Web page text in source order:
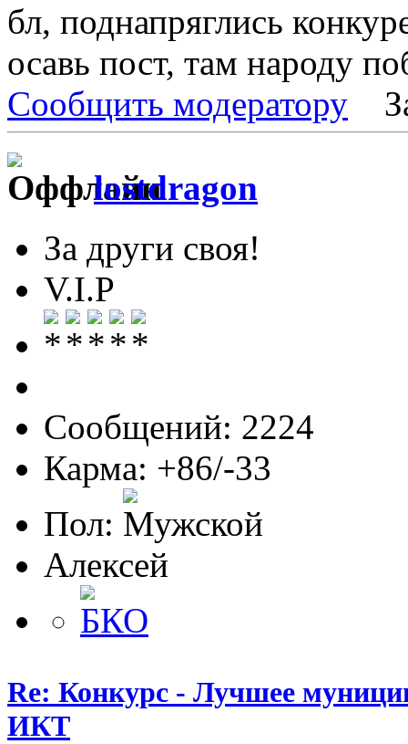
бл, поднапряглись
осавь пост, там народу
Сообщить модератору
lostdragon
За други своя!
V.I.P
Сообщений: 2224
Карма: +86/-33
Пол:
Алексей
Re: Конкурс - Лучшее
ИКТ